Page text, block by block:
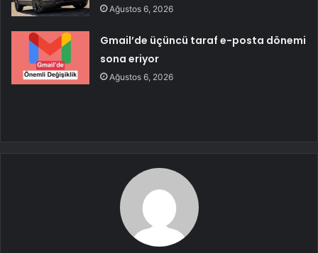
Ağustos 6, 2026
Gmail’de üçüncü taraf e-posta dönemi
sona eriyor
Ağustos 6, 2026